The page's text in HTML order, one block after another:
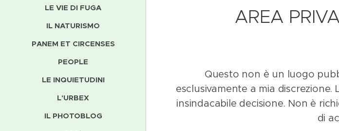
LE VIE DI FUGA
IL NATURISMO
PANEM ET CIRCENSES
PEOPLE
LE INQUIETUDINI
L'URBEX
IL PHOTOBLOG
AREA
Questo non è un luogo
esclusivamente a mia discrezione.
insindacabile decisione. Non è
di